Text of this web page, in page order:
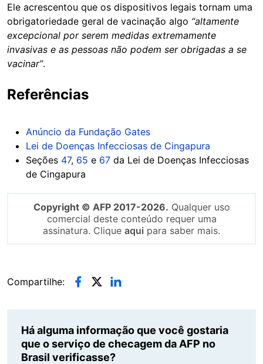
Ele acrescentou que os dispositivos legais tornam uma
obrigatoriedade geral de vacinação algo “altamente
excepcional por serem medidas extremamente
invasivas e as pessoas não podem ser obrigadas a se
vacinar”.
Referências
Anúncio da Fundação Gates
Lei de Doenças Infecciosas de Cingapura
Seções 47, 65 e 67 da Lei de Doenças Infecciosas
de Cingapura
Copyright © AFP 2017-2026. Qualquer uso
comercial deste conteúdo requer uma
assinatura. Clique aqui para saber mais.
Compartilhe:
Há alguma informação que você gostaria
que o serviço de checagem da AFP no
Brasil verificasse?